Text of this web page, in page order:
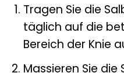
Tragen Sie die
täglich auf die
Bereich der Knie
Massieren Sie die